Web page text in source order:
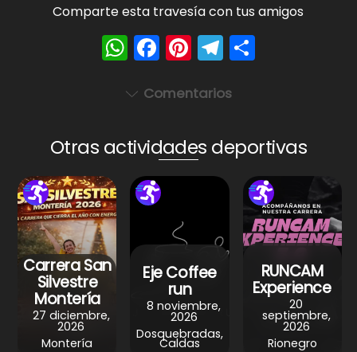
Comparte esta travesía con tus amigos
W
h
a
A
p
p
F
a
c
b
o
k
Pi
nt
er
st
T
el
e
a
m
Comentarios
Otras actividades deportivas
Carrera San
Silvestre
Montería
27 diciembre,
2026
Montería
Eje Coffee
run
8 noviembre,
2026
Dosquebradas,
Caldas
RUNCAM
Experience
20
septiembre,
2026
Rionegro